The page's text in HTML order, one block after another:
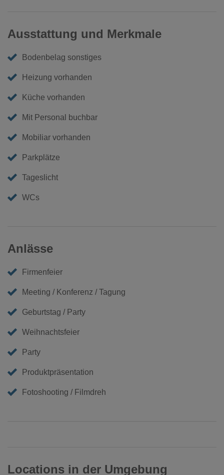
Ausstattung und Merkmale
Bodenbelag sonstiges
Heizung vorhanden
Küche vorhanden
Mit Personal buchbar
Mobiliar vorhanden
Parkplätze
Tageslicht
WCs
Anlässe
Firmenfeier
Meeting / Konferenz / Tagung
Geburtstag / Party
Weihnachtsfeier
Party
Produktpräsentation
Fotoshooting / Filmdreh
Locations in der Umgebung